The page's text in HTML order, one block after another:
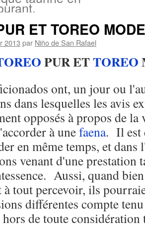
ET TOREO
2013 par Niño de San Rafael
PUR ETTOREO
ont, un jour ou
dans lesquelles les avis
opposés à propos de
à unefaena. Il est
en même temps, et dans
venant d'une prestation
Aussi, quand
tout percevoir, ils
différentes compte
de toute considération